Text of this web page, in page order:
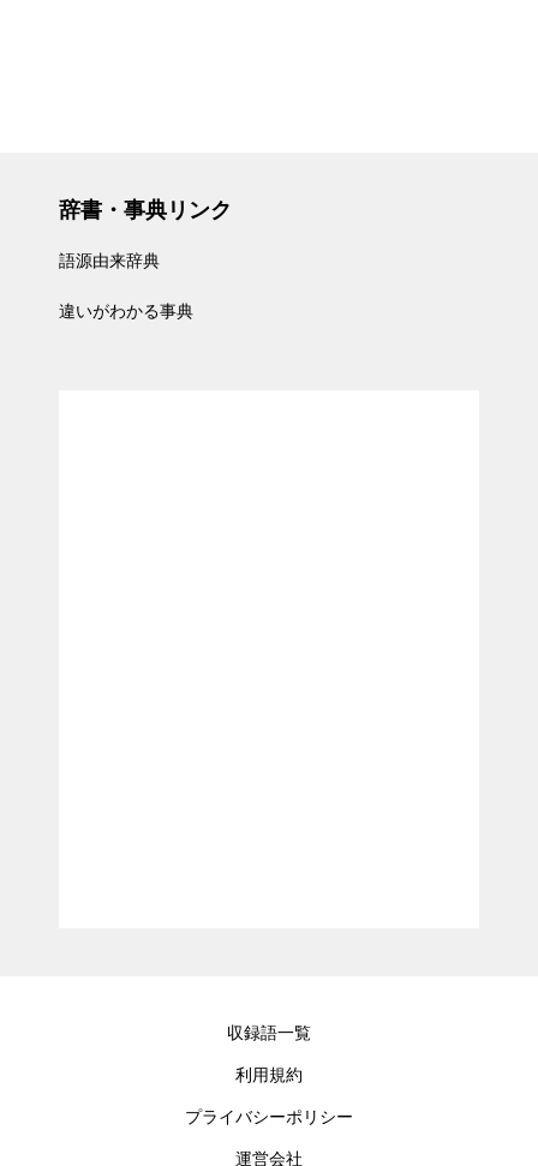
辞書・事典リンク
語源由来辞典
違いがわかる事典
収録語一覧
利用規約
プライバシーポリシー
運営会社